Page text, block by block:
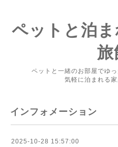
ペットと泊
旅
ペットと一緒のお部屋でゆ
気軽に泊まれる家
インフォメーション
2025-10-28 15:57:00